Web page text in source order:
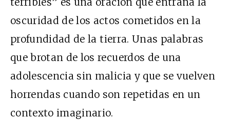
oscuridad de los actos cometidos en la
profundidad dela tierra. Unas palabras
que brotan de los recuerdos de una
adolescencia sin malicia y que se vuelven
horrendas cuando son repetidas en un
contexto imaginario.